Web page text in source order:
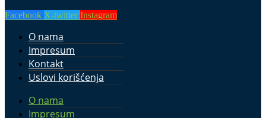
Facebook X-twitter Instagram
O nama
Impresum
Kontakt
Uslovi korišćenja
O nama
Impresum